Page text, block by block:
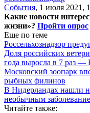
События, 1 июля 2021,
Какие новости
жизни»? Пройти опрос
Еще по теме
Россельхознадзор
Доля российских
года выросла в 7 раз —
Московский зоопарк
рыбных филинов
В Нидерландах нашли
необычным
Читайте также: